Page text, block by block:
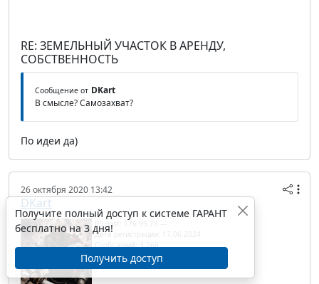
RE: ЗЕМЕЛЬНЫЙ УЧАСТОК В АРЕНДУ,
СОБСТВЕННОСТЬ
Сообщение от DKart
В смысле? Самозахват?
По идеи да)
26 октября 2020 13:42
DKart
IP/Host: 176.99.79.---
Дата регистрации: 17.06.2024
Сообщений: 3 266
Получите полный доступ к системе ГАРАНТ
бесплатно на 3 дня!
Получить доступ